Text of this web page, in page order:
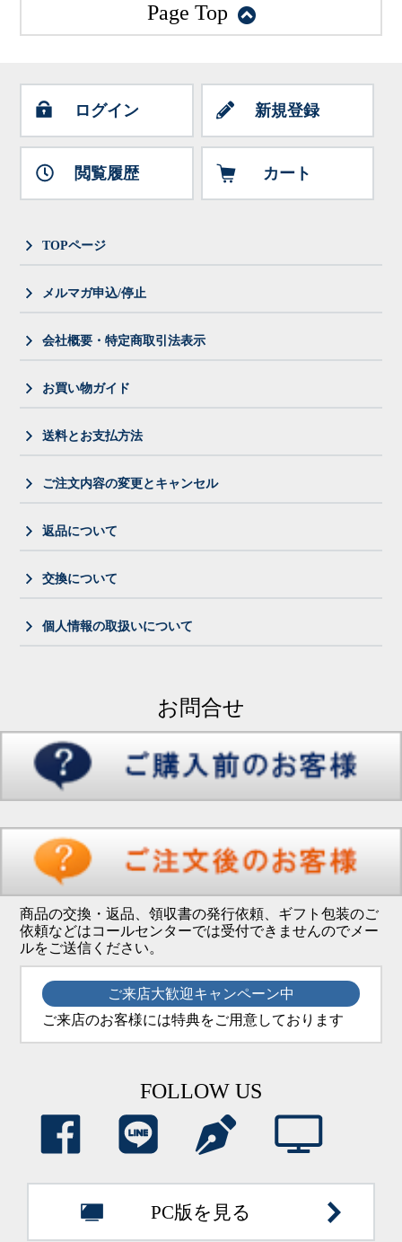
Page Top
ログイン 新規登録
閲覧履歴 カート
TOPページ
メルマガ申込/停止
会社概要・特定商取引法表示
お買い物ガイド
送料とお支払方法
ご注文内容の変更とキャンセル
返品について
交換について
個人情報の取扱いについて
お問合せ
商品の交換・返品、領収書の発行依頼、ギフト包装のご
依頼などはコールセンターでは受付できませんのでメー
ルをご送信ください。
ご来店大歓迎キャンペーン中
ご来店のお客様には特典をご用意しております
FOLLOW US
PC版を見る